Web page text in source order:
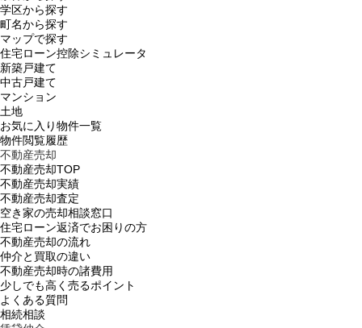
学区から探す
町名から探す
マップで探す
住宅ローン控除シミュレータ
新築戸建て
中古戸建て
マンション
土地
お気に入り物件一覧
物件閲覧履歴
不動産売却
不動産売却TOP
不動産売却実績
不動産売却査定
空き家の売却相談窓口
住宅ローン返済でお困りの方
不動産売却の流れ
仲介と買取の違い
不動産売却時の諸費用
少しでも高く売るポイント
よくある質問
相続相談